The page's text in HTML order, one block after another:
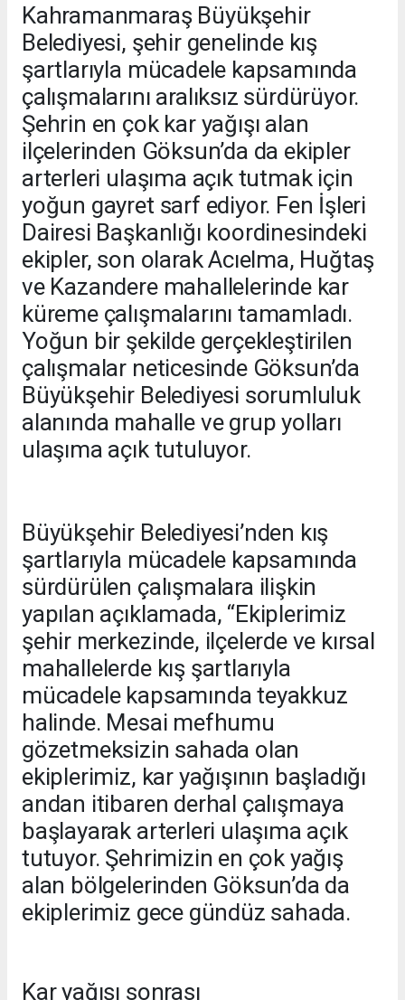
Kahramanmaraş Büyükşehir
Belediyesi, şehir genelinde kış
şartlarıyla mücadele kapsamında
çalışmalarını aralıksız sürdürüyor.
Şehrin en çok kar yağışı alan
ilçelerinden Göksun’da da ekipler
arterleri ulaşıma açık tutmak için
yoğun gayret sarf ediyor. Fen İşleri
Dairesi Başkanlığı koordinesindeki
ekipler, son olarak Acıelma, Huğtaş
ve Kazandere mahallelerinde kar
küreme çalışmalarını tamamladı.
Yoğun bir şekilde gerçekleştirilen
çalışmalar neticesinde Göksun’da
Büyükşehir Belediyesi sorumluluk
alanında mahalle ve grup yolları
ulaşıma açık tutuluyor.
Büyükşehir Belediyesi’nden kış
şartlarıyla mücadele kapsamında
sürdürülen çalışmalara ilişkin
yapılan açıklamada, “Ekiplerimiz
şehir merkezinde, ilçelerde ve kırsal
mahallelerde kış şartlarıyla
mücadele kapsamında teyakkuz
halinde. Mesai mefhumu
gözetmeksizin sahada olan
ekiplerimiz, kar yağışının başladığı
andan itibaren derhal çalışmaya
başlayarak arterleri ulaşıma açık
tutuyor. Şehrimizin en çok yağış
alan bölgelerinden Göksun’da da
ekiplerimiz gece gündüz sahada.
Kar yağışı sonrası